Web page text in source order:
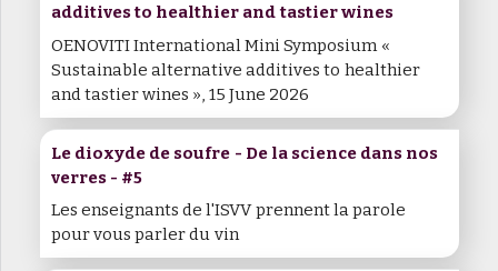
additives to healthier and tastier wines
OENOVITI International Mini Symposium «
Sustainable alternative additives to healthier
and tastier wines », 15 June 2026
Le dioxyde de soufre - De la science dans nos
verres - #5
Les enseignants de l'ISVV prennent la parole
pour vous parler du vin